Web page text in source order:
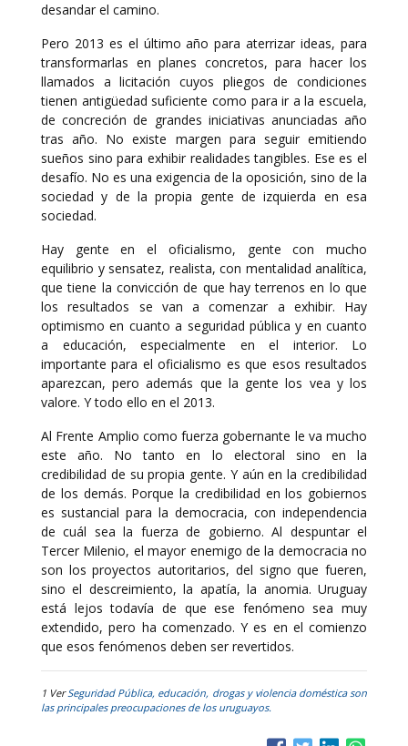
desandar el camino.
Pero 2013 es el último año para aterrizar ideas, para
transformarlas en planes concretos, para hacer los
llamados a licitación cuyos pliegos de condiciones
tienen antigüedad suficiente como para ir a la escuela,
de concreción de grandes iniciativas anunciadas año
tras año. No existe margen para seguir emitiendo
sueños sino para exhibir realidades tangibles. Ese es el
desafío. No es una exigencia de la oposición, sino de la
sociedad y de la propia gente de izquierda en esa
sociedad.
Hay gente en el oficialismo, gente con mucho
equilibrio y sensatez, realista, con mentalidad analítica,
que tiene la convicción de que hay terrenos en lo que
los resultados se van a comenzar a exhibir. Hay
optimismo en cuanto a seguridad pública y en cuanto
a educación, especialmente en el interior. Lo
importante para el oficialismo es que esos resultados
aparezcan, pero además que la gente los vea y los
valore. Y todo ello en el 2013.
Al Frente Amplio como fuerza gobernante le va mucho
este año. No tanto en lo electoral sino en la
credibilidad de su propia gente. Y aún en la credibilidad
de los demás. Porque la credibilidad en los gobiernos
es sustancial para la democracia, con independencia
de cuál sea la fuerza de gobierno. Al despuntar el
Tercer Milenio, el mayor enemigo de la democracia no
son los proyectos autoritarios, del signo que fueren,
sino el descreimiento, la apatía, la anomia. Uruguay
está lejos todavía de que ese fenómeno sea muy
extendido, pero ha comenzado. Y es en el comienzo
que esos fenómenos deben ser revertidos.
1 VerSeguridad Pública, educación, drogas y violencia doméstica son
las principales preocupaciones de los uruguayos.